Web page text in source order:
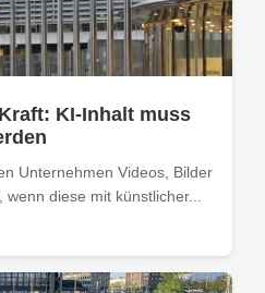
KI-Inhalt muss
Unternehmen Videos, Bilder
diese mit künstlicher...